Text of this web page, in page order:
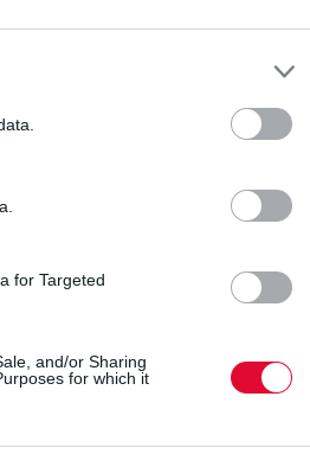
for Targeted
and/or Sharing
for which it
Εμφάνιση #
Μια κηδεία σαν